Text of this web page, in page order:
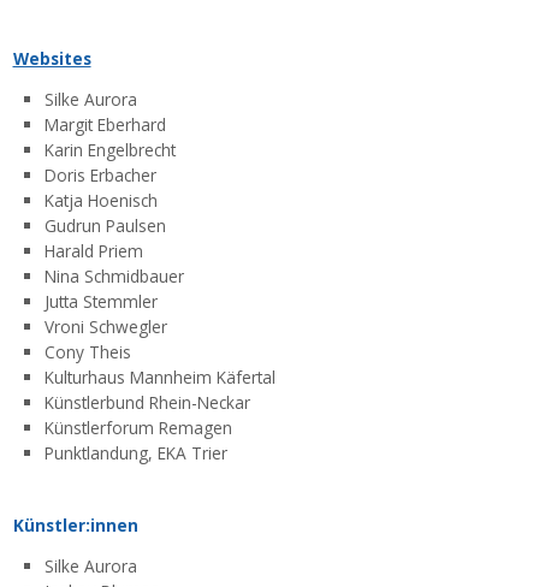
Websites
Silke Aurora
Margit Eberhard
Karin Engelbrecht
Doris Erbacher
Katja Hoenisch
Gudrun Paulsen
Harald Priem
Nina Schmidbauer
Jutta Stemmler
Vroni Schwegler
Cony Theis
Kulturhaus Mannheim Käfertal
Künstlerbund Rhein-Neckar
Künstlerforum Remagen
Punktlandung, EKA Trier
Künstler:innen
Silke Aurora